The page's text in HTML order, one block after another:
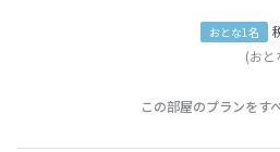
おとな1名
(お
この部屋のプランをす